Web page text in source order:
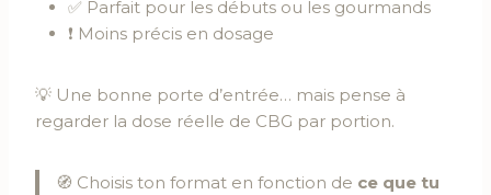
✅ Parfait pour les débuts ou les gourmands
❗ Moins précis en dosage
💡 Une bonne porte d’entrée… mais pense à
regarder la dose réelle de CBG par portion.
🧭 Choisis ton format en fonction de ce que tu